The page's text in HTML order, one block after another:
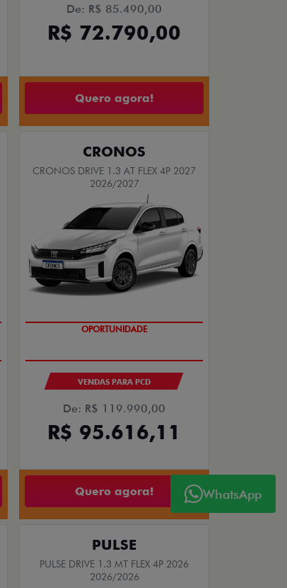
De: R$ 85.490,00
R$ 72.790,00
Quero agora!
CRONOS
CRONOS DRIVE 1.3 AT FLEX 4P 2027
2026/2027
GRANDE CHANCE FIAT
VENDAS PARA PCD
De: R$ 119.990,00
R$ 95.616,11
Quero agora!
PULSE
PULSE DRIVE 1.3 MT FLEX 4P 2026
2026/2026
WhatsApp